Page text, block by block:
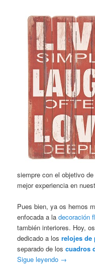
siempre con el objetivo
mejor experiencia en
Pues bien, ya os hemos
enfocada a ladecoración
también interiores. Hoy,
dedicado a losrelojes de
separado de loscuadros
Sigue leyendo →